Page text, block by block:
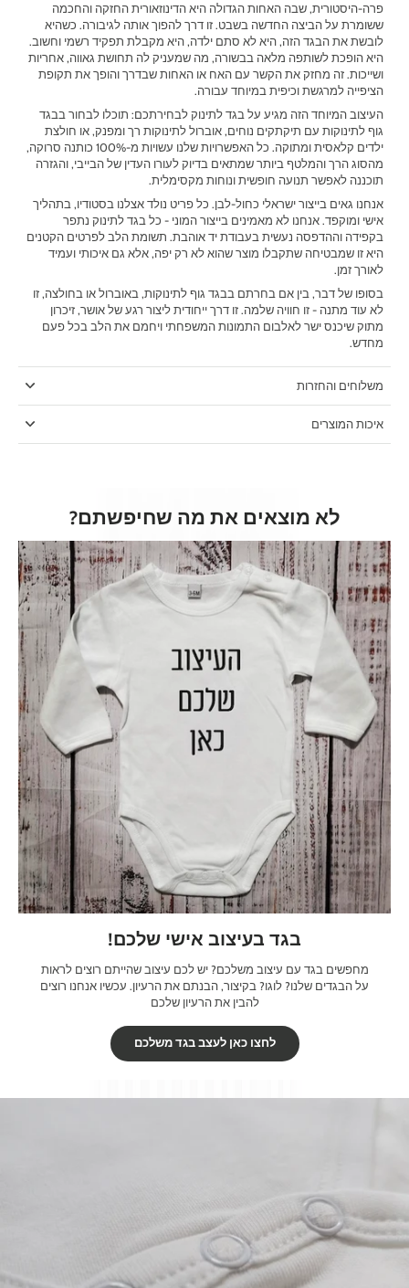
פרה-היסטורית, שבה האחות הגדולה היא הדינוזאורית החזקה והחכמה
ששומרת על הביצה החדשה בשבט. זו דרך להפוך אותה לגיבורה. כשהיא
לובשת את הבגד הזה, היא לא סתם ילדה, היא מקבלת תפקיד רשמי וחשוב.
היא הופכת לשותפה מלאה בבשורה, מה שמעניק לה תחושת גאווה, אחריות
ושייכות. זה מחזק את הקשר עם האח או האחות שבדרך והופך את תקופת
הציפייה למרגשת וכיפית במיוחד עבורה.
‫העיצוב המיוחד הזה מגיע על בגד לתינוק לבחירתכם: תוכלו לבחור בבגד
גוף לתינוקות עם תיקתקים נוחים, אוברול לתינוקות רך ומפנק, או חולצת
ילדים קלאסית ומתוקה. כל האפשרויות שלנו עשויות מ-100% כותנה סרוקה,
מהסוג הרך והמלטף ביותר שמתאים בדיוק לעורו העדין של הבייבי, והגזרה
תוכננה לאפשר תנועה חופשית ונוחות מקסימלית.‬
אנחנו גאים בייצור ישראלי כחול-לבן. כל פריט נולד אצלנו בסטודיו, בתהליך
אישי ומוקפד. אנחנו לא מאמינים בייצור המוני - כל בגד לתינוק נתפר
בקפידה וההדפסה נעשית בעבודת יד אוהבת. תשומת הלב לפרטים הקטנים
היא זו שמבטיחה שתקבלו מוצר שהוא לא רק יפה, אלא גם איכותי ועמיד
לאורך זמן.
בסופו של דבר, בין אם בחרתם בבגד גוף לתינוקות, באוברול או בחולצה, זו
לא עוד מתנה - זו חוויה שלמה. זו דרך ייחודית ליצור רגע של אושר, זיכרון
מתוק שיכנס ישר לאלבום התמונות המשפחתי ויחמם את הלב בכל פעם
מחדש.
משלוחים והחזרות
איכות המוצרים
לא מוצאים את מה שחיפשתם?
בגד בעיצוב אישי שלכם!
מחפשים בגד עם עיצוב משלכם? יש לכם עיצוב שהייתם רוצים לראות
על הבגדים שלנו? לוגו? בקיצור, הבנתם את הרעיון. עכשיו אנחנו רוצים
להבין את הרעיון שלכם
לחצו כאן לעצב בגד משלכם